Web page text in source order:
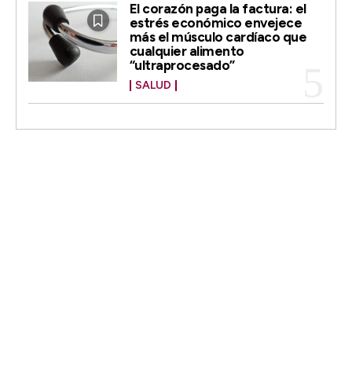
El corazón paga la factura: el
estrés económico envejece
más el músculo cardíaco que
cualquier alimento
“ultraprocesado”
SALUD